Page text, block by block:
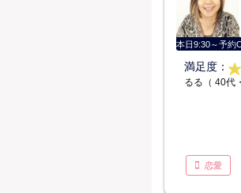
本日9:30～予約
満足度：
るる（ 40代
恋愛